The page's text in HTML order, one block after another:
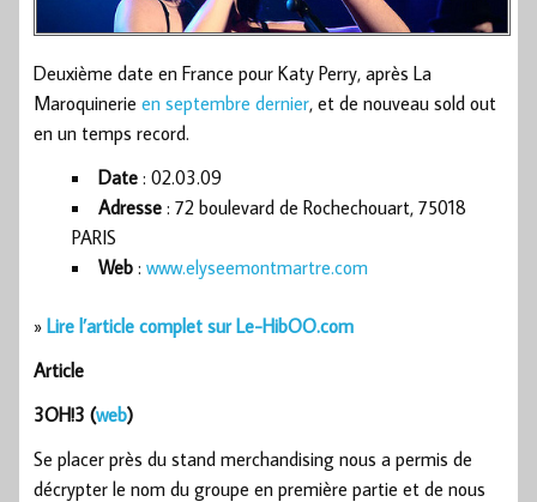
Deuxième date en France pour Katy Perry, après La
Maroquinerie en septembre dernier, et de nouveau sold out
en un temps record.
Date : 02.03.09
Adresse : 72 boulevard de Rochechouart, 75018
PARIS
Web : www.elyseemontmartre.com
» Lire l’article complet sur Le-HibOO.com
Article
3OH!3 (web)
Se placer près du stand merchandising nous a permis de
décrypter le nom du groupe en première partie et de nous